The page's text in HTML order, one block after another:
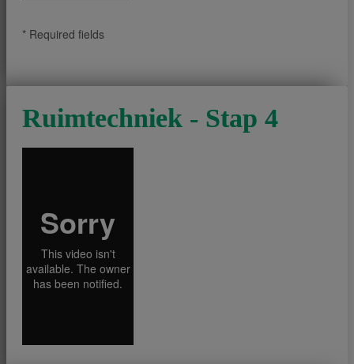
* Required fields
Ruimtechniek - Stap 4